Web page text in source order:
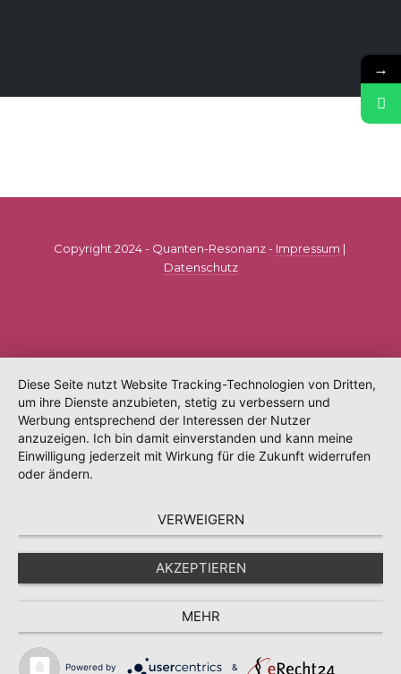
Copyright 2024 - Quanten-Resonanz - Impressum |
Datenschutz
→
Diese Seite nutzt Website Tracking-Technologien von Dritten,
um ihre Dienste anzubieten, stetig zu verbessern und
Werbung entsprechend der Interessen der Nutzer
anzuzeigen. Ich bin damit einverstanden und kann meine
Einwilligung jederzeit mit Wirkung für die Zukunft widerrufen
oder ändern.
VERWEIGERN
AKZEPTIEREN
MEHR
Powered by &